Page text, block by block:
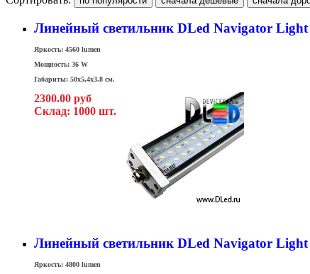
Линейный светильник DLed Navigator
Яркость: 4560 lumen
Мощность: 36 W
Габариты: 50x5,4x3.8 см.
2300.00 руб
Склад: 1000 шт.
Линейный светильник DLed Navigator
Яркость: 4800 lumen